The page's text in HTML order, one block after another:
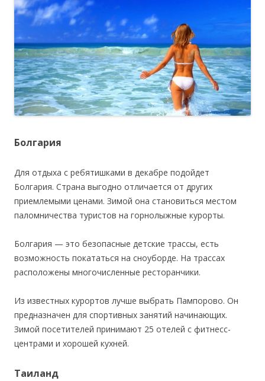
Болгария
Для отдыха с ребятишками в декабре подойдет
Болгария. Страна выгодно отличается от других
приемлемыми ценами. Зимой она становиться местом
паломничества туристов на горнолыжные курорты.
Болгария — это безопасные детские трассы, есть
возможность покататься на сноуборде. На трассах
расположены многочисленные ресторанчики.
Из известных курортов лучше выбрать Пампорово. Он
предназначен для спортивных занятий начинающих.
Зимой посетителей принимают 25 отелей с фитнесс-
центрами и хорошей кухней.
Таиланд